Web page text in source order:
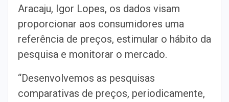
Aracaju, Igor Lopes, os dados visam
proporcionar aos consumidores uma
referência de preços, estimular o hábito da
pesquisa e monitorar o mercado.
“Desenvolvemos as pesquisas
comparativas de preços, periodicamente,